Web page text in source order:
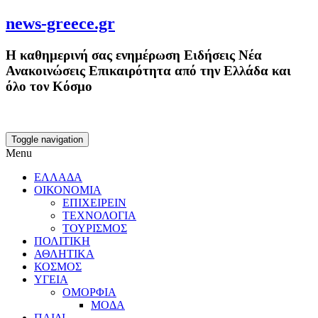
news-greece.gr
Η καθημερινή σας ενημέρωση Ειδήσεις Νέα
Ανακοινώσεις Επικαιρότητα από την Ελλάδα και
όλο τον Κόσμο
Toggle navigation
Menu
ΕΛΛΑΔΑ
ΟΙΚΟΝΟΜΙΑ
ΕΠΙΧΕΙΡΕΙΝ
ΤΕΧΝΟΛΟΓΙΑ
ΤΟΥΡΙΣΜΟΣ
ΠΟΛΙΤΙΚΗ
ΑΘΛΗΤΙΚΑ
ΚΟΣΜΟΣ
ΥΓΕΙΑ
ΟΜΟΡΦΙΑ
ΜΟΔΑ